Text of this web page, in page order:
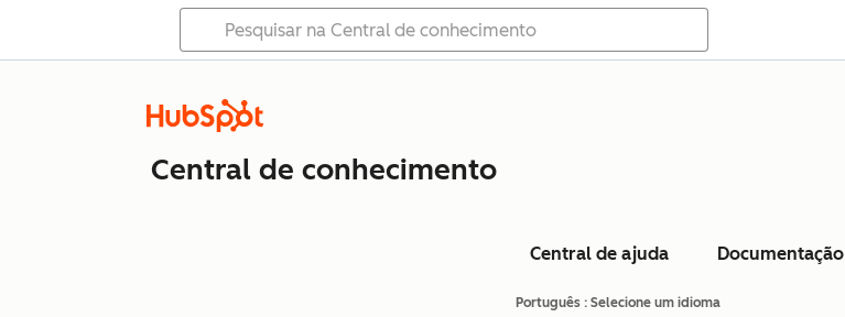
Central de conhecimento
Central de ajuda Documentação
Português : Selecione um idioma